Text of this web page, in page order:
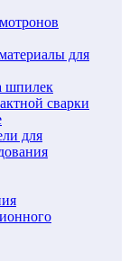
для
шпилек
сварки
для